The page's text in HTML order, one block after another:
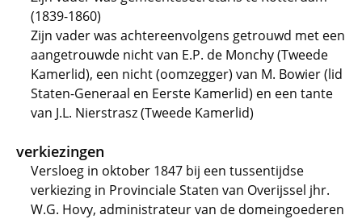
(1839-1860)
Zijn vader was achtereenvolgens getrouwd met een
aangetrouwde nicht van E.P. de Monchy (Tweede
Kamerlid), een nicht (oomzegger) van M. Bowier (lid
Staten-Generaal en Eerste Kamerlid) en een tante
van J.L. Nierstrasz (Tweede Kamerlid)
verkiezingen
Versloeg in oktober 1847 bij een tussentijdse
verkiezing in Provinciale Staten van Overijssel jhr.
W.G. Hovy, administrateur van de domeingoederen